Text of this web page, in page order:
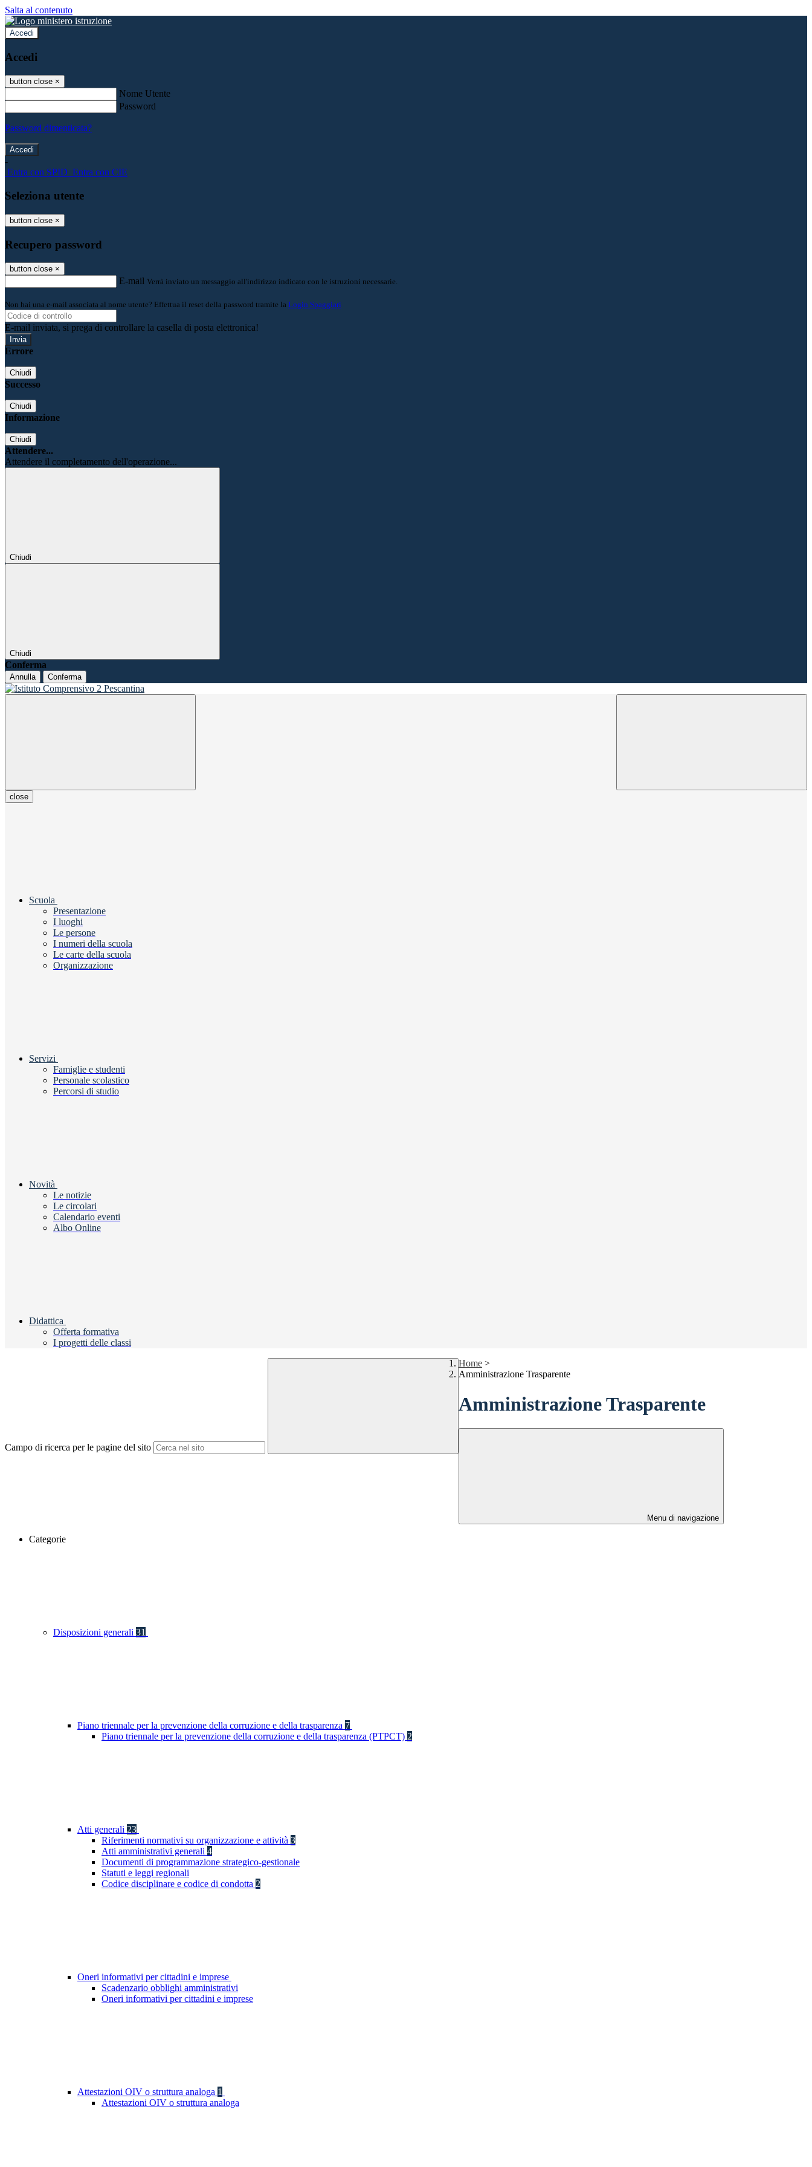
Salta al contenuto
Accedi
Accedi
button close ×
Nome Utente
Password
Password dimenticata?
-
Entra con SPID Entra con CIE
Seleziona utente
button close ×
Recupero password
button close ×
E-mail Verrà inviato un messaggio all'indirizzo indicato con le istruzioni necessarie.
Non hai una e-mail associata al nome utente? Effettua il reset della password tramite la Login Spaggiari
E-mail inviata, si prega di controllare la casella di posta elettronica!
Errore
Chiudi
Successo
Chiudi
Informazione
Chiudi
Attendere...
Attendere il completamento dell'operazione...
Chiudi
Chiudi
Conferma
Annulla Conferma
close
Scuola
Presentazione
I luoghi
Le persone
I numeri della scuola
Le carte della scuola
Organizzazione
Servizi
Famiglie e studenti
Personale scolastico
Percorsi di studio
Novità
Le notizie
Le circolari
Calendario eventi
Albo Online
Didattica
Offerta formativa
I progetti delle classi
Campo di ricerca per le pagine del sito
Home >
Amministrazione Trasparente
Amministrazione Trasparente
Menu di navigazione
Categorie
Disposizioni generali 31
Piano triennale per la prevenzione della corruzione e della trasparenza 7
Piano triennale per la prevenzione della corruzione e della trasparenza (PTPCT) 2
Atti generali 23
Riferimenti normativi su organizzazione e attività 3
Atti amministrativi generali 4
Documenti di programmazione strategico-gestionale
Statuti e leggi regionali
Codice disciplinare e codice di condotta 2
Oneri informativi per cittadini e imprese
Scadenzario obblighi amministrativi
Oneri informativi per cittadini e imprese
Attestazioni OIV o struttura analoga 1
Attestazioni OIV o struttura analoga